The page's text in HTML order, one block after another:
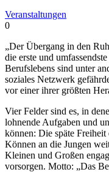
Veranstaltungen
0
„Der Übergang in den
die erste und
Berufslebens sind unter
soziales Netzwerk
vor einer ihrer größten
Vier Felder sind es, in
lohnende Aufgaben und
können: Die späte Freiheit
Können an die Jungen
Kleinen und Großen
vorsorgen. Motto: „Das